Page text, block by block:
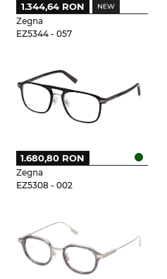
Zegna
EZ5344 - 057
1.344,64 RON
Zegna
EZ5308 - 002
1.680,80 RON